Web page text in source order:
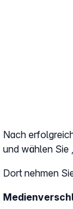
Nach
und wählen Sie
Dort nehmen